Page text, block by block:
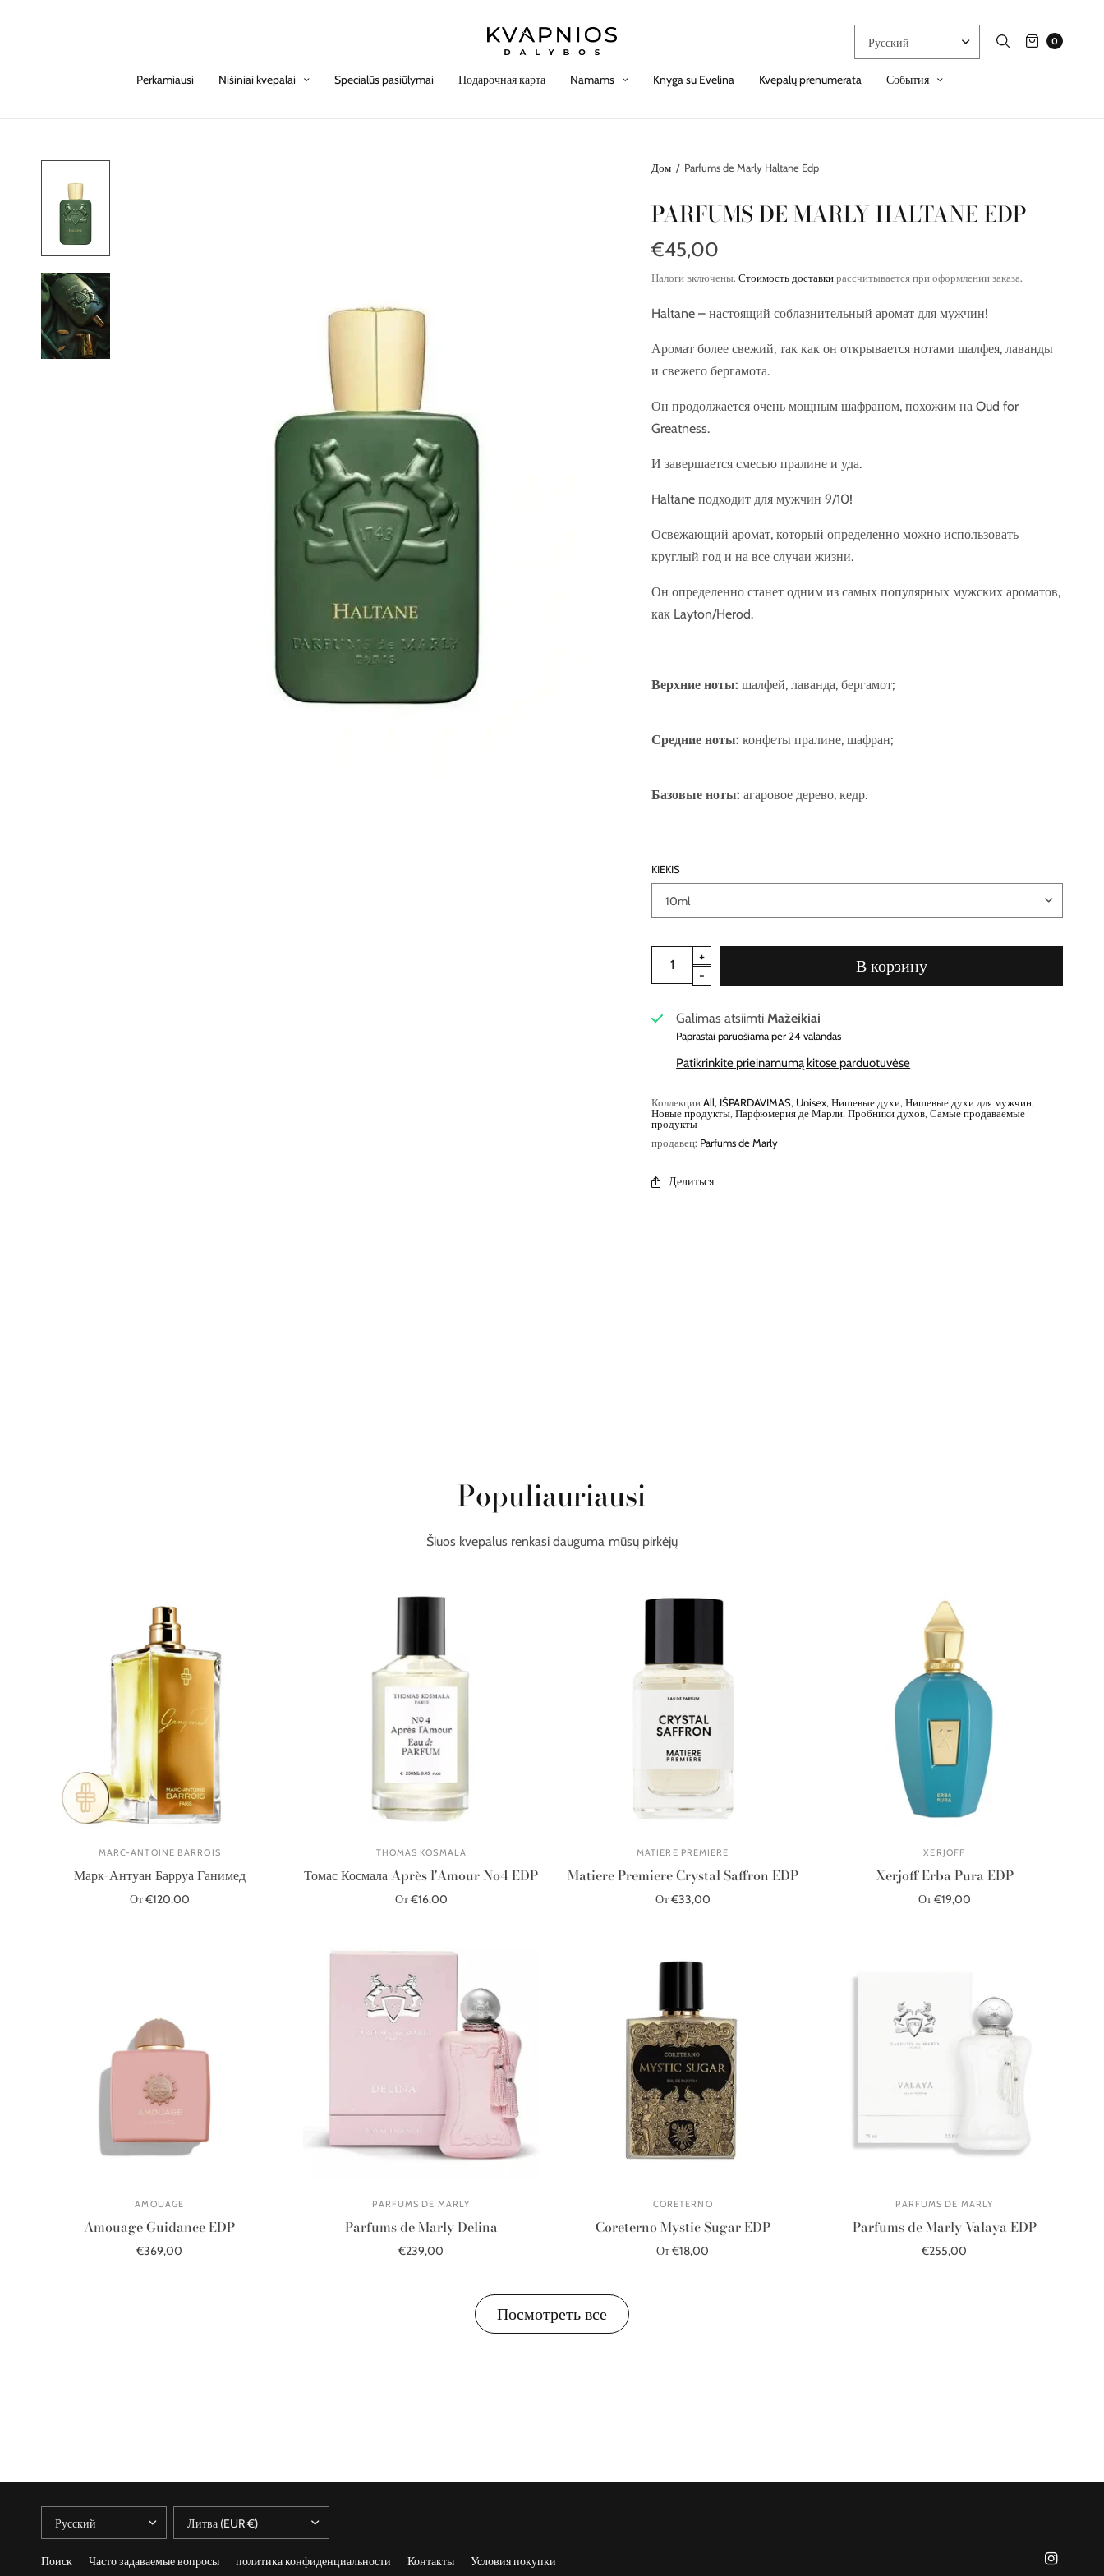
0
Perkamiausi Nišiniai kvepalai Specialūs pasiūlymai Подарочная карта Namams Knyga su Evelina Kvepalų prenumerata События
Дом / Parfums de Marly Haltane Edp
PARFUMS DE MARLY HALTANE EDP
€45,00
Налоги включены.Стоимость доставкирассчитывается при оформлении заказа.
Haltane – настоящий соблазнительный аромат для мужчин!
Аромат более свежий, так как он открывается нотами шалфея, лаванды
и свежего бергамота.
Он продолжается очень мощным шафраном, похожим на Oud for
Greatness.
И завершается смесью пралине и уда.
Haltane подходит для мужчин 9/10!
Освежающий аромат, который определенно можно использовать
круглый год и на все случаи жизни.
Он определенно станет одним из самых популярных мужских ароматов,
как Layton/Herod.
Верхние ноты: шалфей, лаванда, бергамот;
Средние ноты: конфеты пралине, шафран;
Базовые ноты: агаровое дерево, кедр.
KIEKIS
В корзину
Galimas atsiimtiMažeikiai
Paprastai paruošiama per 24 valandas
Patikrinkite prieinamumą kitose parduotuvėse
КоллекцииAll, IŠPARDAVIMAS, Unisex,Нишевые духи,Нишевые духи для мужчин,
Новые продукты,Парфюмерия де Марли,Пробники духов,Самые продаваемые
продукты
продавец: Parfums de Marly
Делиться
Populiauriausi
Šiuos kvepalus renkasi dauguma mūsų pirkėjų
MARC-ANTOINE BARROIS
Марк-Антуан Барруа Ганимед
От €120,00
THOMAS KOSMALA
Томас Космала Après l'Amour No4 EDP
От €16,00
MATIERE PREMIERE
Matiere Premiere Crystal Saffron EDP
От €33,00
XERJOFF
Xerjoff Erba Pura EDP
От €19,00
AMOUAGE
Amouage Guidance EDP
€369,00
PARFUMS DE MARLY
Parfums de Marly Delina
€239,00
CORETERNO
Coreterno Mystic Sugar EDP
От €18,00
PARFUMS DE MARLY
Parfums de Marly Valaya EDP
€255,00
Посмотреть все
Поиск Часто задаваемые вопросы политика конфиденциальности Контакты Условия покупки